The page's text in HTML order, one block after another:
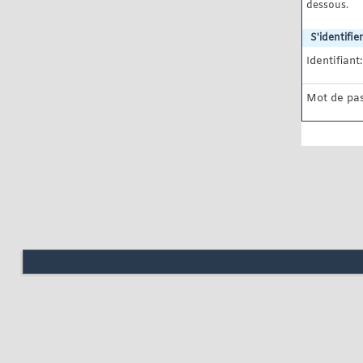
dessous.
S'identifier
Identifiant:
Mot de